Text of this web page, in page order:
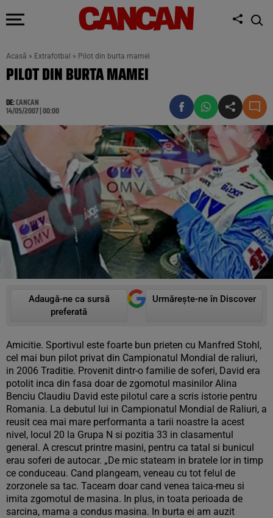
Acasă » Extrafotbal » Pilot din burta mamei
PILOT DIN BURTA MAMEI
DE:CANCAN
14/05/2007 | 00:00
Adaugă-ne ca sursă
preferată
Urmărește-ne în Discover
Amicitie. Sportivul este foarte bun prieten cu Manfred Stohl,
cel mai bun pilot privat din Campionatul Mondial de raliuri,
in 2006 Traditie. Provenit dintr-o familie de soferi, David era
potolit inca din fasa doar de zgomotul masinilor Alina
Benciu Claudiu David este pilotul care a scris istorie pentru
Romania. La debutul lui in Campionatul Mondial de Raliuri, a
reusit cea mai mare performanta a tarii noastre la acest
nivel, locul 20 la Grupa N si pozitia 33 in clasamentul
general. A crescut printre masini, pentru ca tatal si bunicul
erau soferi de autocar. „De mic stateam in bratele lor in timp
ce conduceau. Cand plangeam, veneau cu tot felul de
zorzonele sa tac. Taceam doar cand venea taica-meu si
imita zgomotul de masina. In plus, in toata perioada de
sarcina, mama a condus masina. In burta ei am auzit